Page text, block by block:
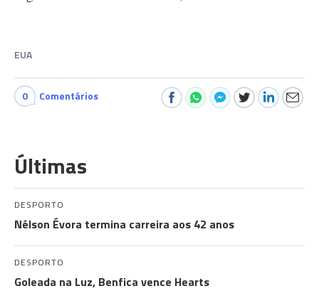
EUA
0 Comentários
Últimas
DESPORTO
Nélson Évora termina carreira aos 42 anos
DESPORTO
Goleada na Luz, Benfica vence Hearts